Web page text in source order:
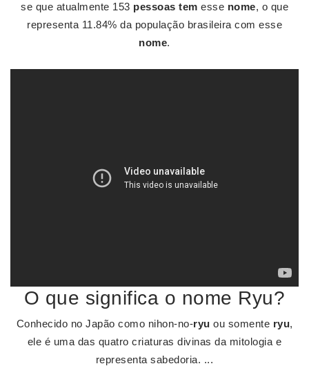
se que atualmente 153 pessoas tem esse nome, o que
representa 11.84% da população brasileira com esse
nome.
O que significa o nome Ryu?
Conhecido no Japão como nihon-no-ryu ou somente ryu,
ele é uma das quatro criaturas divinas da mitologia e
representa sabedoria. ...